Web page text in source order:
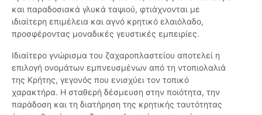
και παραδοσιακά γλυκά ταψιού, φτιάχνονται με
ιδιαίτερη επιμέλεια και αγνό κρητικό ελαιόλαδο,
προσφέροντας μοναδικές γευστικές εμπειρίες.
Ιδιαίτερο γνώρισμα του ζαχαροπλαστείου αποτελεί η
επιλογή ονομάτων εμπνευσμένων από τη ντοπιολαλιά
της Κρήτης, γεγονός που ενισχύει τον τοπικό
χαρακτήρα. Η σταθερή δέσμευση στην ποιότητα, την
παράδοση και τη διατήρηση της κρητικής ταυτότητας